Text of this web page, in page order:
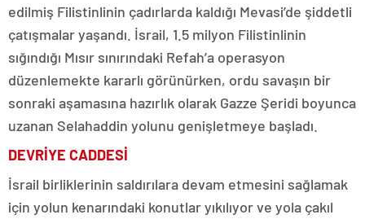
edilmiş Filistinlinin çadırlarda kaldığı Mevasi’de şiddetli
çatışmalar yaşandı. İsrail, 1.5 milyon Filistinlinin
sığındığı Mısır sınırındaki Refah’a operasyon
düzenlemekte kararlı görünürken, ordu savaşın bir
sonraki aşamasına hazırlık olarak Gazze Şeridi boyunca
uzanan Selahaddin yolunu genişletmeye başladı.
DEVRİYE CADDESİ
İsrail birliklerinin saldırılara devam etmesini sağlamak
için yolun kenarındaki konutlar yıkılıyor ve yola çakıl